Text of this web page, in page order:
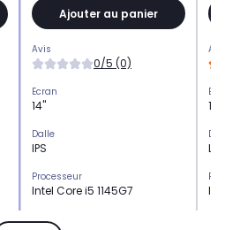
Ajouter au panier
Avis
0/5 (0)
Ecran
14"
Dalle
IPS
Processeur
Intel Core i5 1145G7
Nombre de coeurs
14"